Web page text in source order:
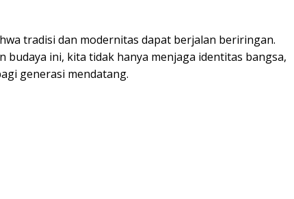
tradisi dan modernitas dapat berjalan beriringan.
budaya ini, kita tidak hanya menjaga identitas bangsa,
generasi mendatang.